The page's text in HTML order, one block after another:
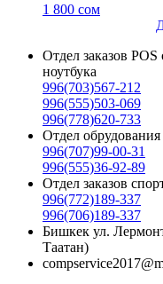
1 800 сом
Отдел заказов
ноутбука
996(703)567-212
996(555)503-069
996(778)620-733
Отдел обрудования
996(707)99-00-31
996(555)36-92-89
Отдел заказов
996(772)189-337
996(706)189-337
Бишкек ул.
Таатан)